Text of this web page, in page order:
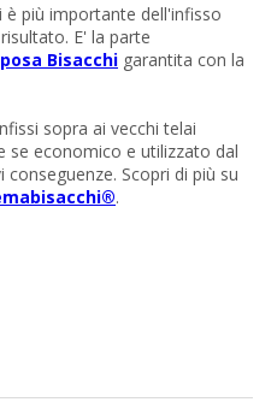
è più importante dell'infisso
E' la parte
Bisacchi garantita con la
sopra ai vecchi telai
se economico e utilizzato dal
Scopri di più su
.